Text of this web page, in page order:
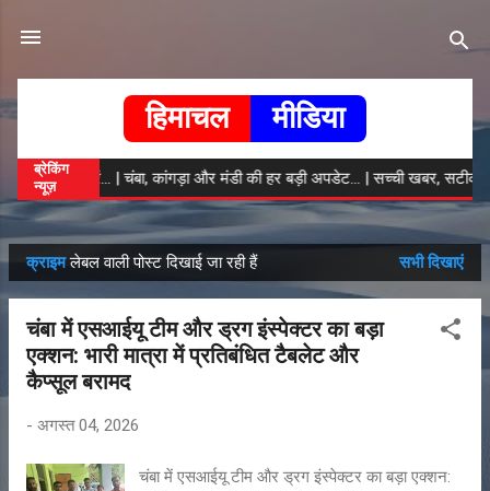
हिमाचल मीडिया
ब्रेकिंग
न्यूज़
ताजा खबरें... | चंबा, कांगड़ा और मंडी की हर बड़ी अपडेट... | सच्ची खबर, सटीक
सं
दे
क्राइमलेबल वाली पोस्ट दिखाई जा रही हैं सभी दिखाएं
चंबा में एसआईयू टीम और ड्रग इंस्पेक्टर का बड़ा
एक्शन: भारी मात्रा में प्रतिबंधित टैबलेट और
कैप्सूल बरामद
- अगस्त 04, 2026
चंबा में एसआईयू टीम और ड्रग इंस्पेक्टर का बड़ा एक्शन: